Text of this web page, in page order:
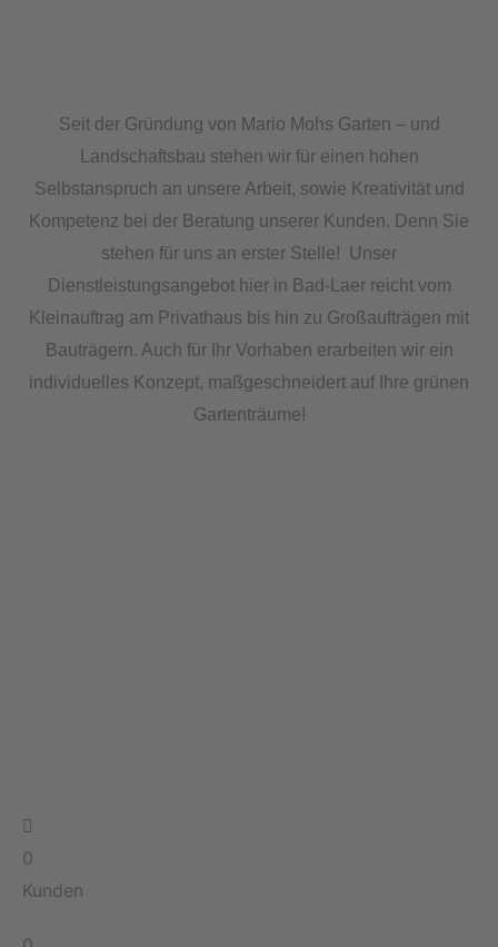
Seit der Gründung von Mario Mohs Garten – und
Landschaftsbau stehen wir für einen hohen
Selbstanspruch an unsere Arbeit, sowie Kreativität und
Kompetenz bei der Beratung unserer Kunden. Denn Sie
stehen für uns an erster Stelle! Unser
Dienstleistungsangebot hier in Bad-Laer reicht vom
Kleinauftrag am Privathaus bis hin zu Großaufträgen mit
Bauträgern. Auch für Ihr Vorhaben erarbeiten wir ein
individuelles Konzept, maßgeschneidert auf Ihre grünen
Gartenträume!
0
Kunden